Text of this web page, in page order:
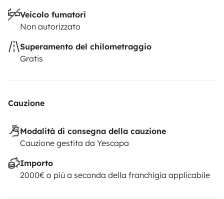
Veicolo fumatori
Non autorizzato
Superamento del chilometraggio
Gratis
Cauzione
Modalità di consegna della cauzione
Cauzione gestita da Yescapa
Importo
2000€ o più a seconda della franchigia applicabile